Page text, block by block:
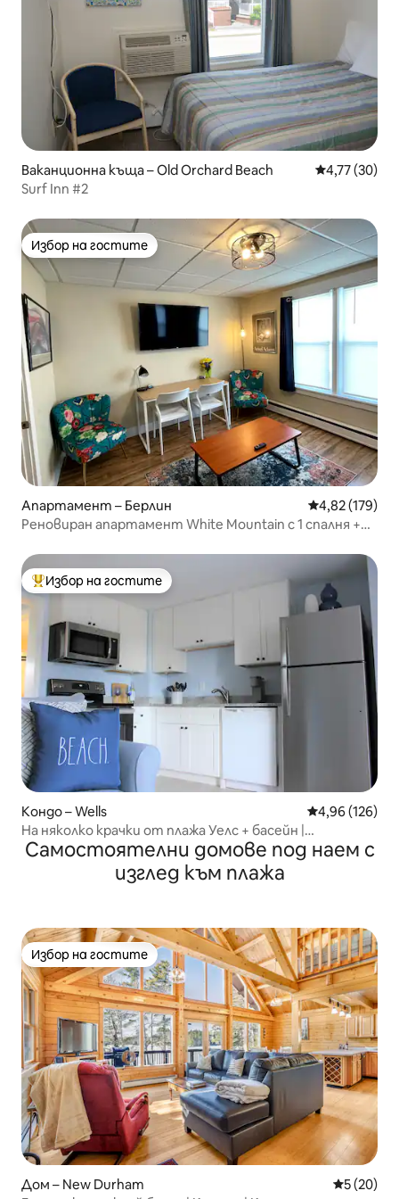
Ваканционна къща – Old Orchard Beach Средна
4,77 (30)
Surf Inn #2
Избор на гостите
Избор на гостите
Апартамент – Берлин Средна
4,82 (179)
Реновиран апартамент White Mountain с 1 спалня +
Най-популярен избор на гостите
Избор на гостите
Кондо – Wells Средна
4,96 (126)
На няколко крачки от плажа Уелс + басейн |
Уединение край брега
Самостоятелни домове под наем с
изглед към плажа
Избор на гостите
Избор на гостите
Дом – New Durham Средна
5 (20)